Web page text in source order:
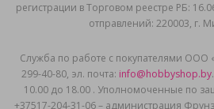
регистрации в Торговом реестре РБ:
отправлений: 220003, г.
Служба по работе с покупателями ООО
299-40-80, эл. почта: info@hobbyshop.by
10.00 до 18.00 . Уполномоченные по
+37517-204-31-06 – администрация